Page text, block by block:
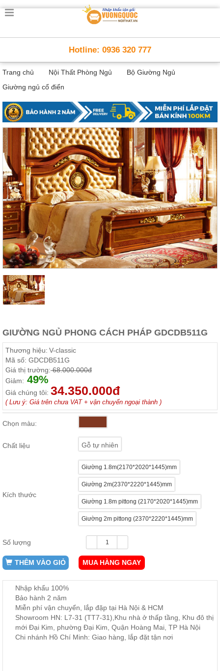
Trang
Thông
Minh
Nội
thất
minh
Nội
Thất
Trẻ
Em
Giường
tầng,
bàn
học, tủ
sách
Nội
Thất
Phòng
Khách
Sofa,
tủ
Bàn
trà...
Nội
Phòng
Giường
áo, bàn
trang
điểm
Nội
Thất
ăn,
Nội
Vườn
Bàn
ban
công,
Phụ
Kiện
Trang
Hotline: 0936 320 777
Trang chủ Nội Thất Phòng Ngủ
Bộ Giường Ngủ
Giường ngủ cổ điển
GIƯỜNG NGỦ PHONG CÁCH PHÁP GDCDB511G
Thương hiệu: V-classic
Mã số: GDCDB511G
Giá thị trường:68.000.000đ
Giảm: 49%
Giá chúng tôi: 34.350.000đ
( Lưu ý: Giá trên chưa VAT + vận chuyển ngoại thành )
Chọn màu:
Chất liệu Gỗ tự nhiên
Kích thước
Giường 1.8m(2170*2020*1445)mm
Giường 2m(2370*2220*1445)mm
Giường 1.8m pittong (2170*2020*1445)mm
Giường 2m pittong (2370*2220*1445)mm
Số lượng
THÊM VÀO GIỎ MUA HÀNG NGAY
Nhập khẩu 100%
Bảo hành 2 năm
Miễn phí vận chuyển, lắp đặp tại Hà Nội & HCM
Showroom HN: L7-31 (TT7-31),Khu nhà ở thấp tầng, Khu đô thị
mới Đại Kim, phường Đại Kim, Quận Hoàng Mai, TP Hà Nội
Chi nhánh Hồ Chí Minh: Giao hàng, lắp đặt tận nơi